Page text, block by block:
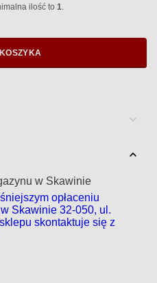
ilość to1.
w Skawinie
opłaceniu
Skawinie 32-050, ul.
skontaktuje się z